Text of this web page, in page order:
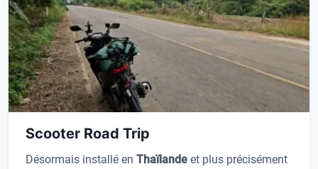
Scooter Road Trip
Désormais installé en Thaïlande et plus précisément